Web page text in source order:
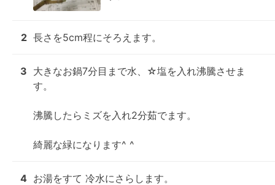
2 長さを5cm程にそろえます。
3 大きなお鍋7分目まで水、☆塩を入れ沸騰させま
す。
沸騰したらミズを入れ2分茹でます。
綺麗な緑になります^ ^
4 お湯をすて 冷水にさらします。